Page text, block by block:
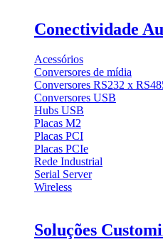
Conectividade
Acessórios
Conversores de mídia
Conversores RS232 x
Conversores USB
Hubs USB
Placas M2
Placas PCI
Placas PCIe
Rede Industrial
Serial Server
Wireless
Soluções